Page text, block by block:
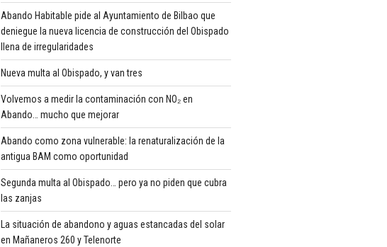
Abando Habitable pide al Ayuntamiento de Bilbao que
deniegue la nueva licencia de construcción del Obispado
llena de irregularidades
Nueva multa al Obispado, y van tres
Volvemos a medir la contaminación con NO₂ en
Abando… mucho que mejorar
Abando como zona vulnerable: la renaturalización de la
antigua BAM como oportunidad
Segunda multa al Obispado… pero ya no piden que cubra
las zanjas
La situación de abandono y aguas estancadas del solar
en Mañaneros 260 y Telenorte